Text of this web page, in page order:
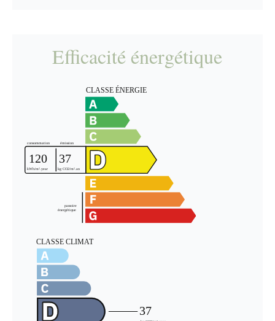
Efficacité énergétique